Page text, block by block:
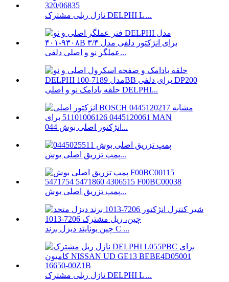
نازل ریلی مشترک DELPHI L ...
عملگر نو و اصلی دلفی...
حلقه بادامک نو و اصلی DELPHI...
انژکتور اصلی بوش 044...
پمپ تزریق اصلی بوش...
پمپ تزریق اصلی بوش...
چین یونایتد دیزل برند C ...
نازل ریلی مشترک DELPHI L ...